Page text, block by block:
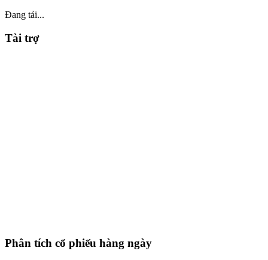
Đang tải...
Tài trợ
Phân tích cổ phiếu hàng ngày